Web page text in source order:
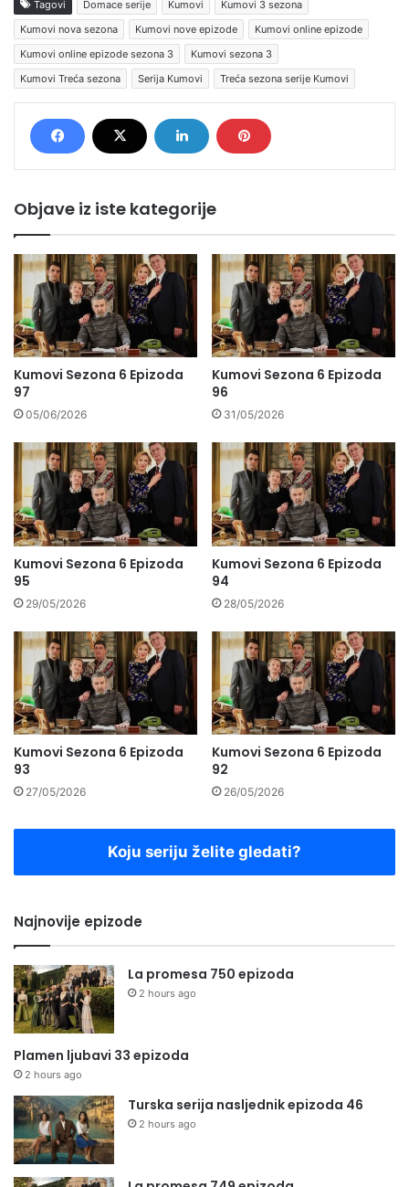
Tagovi Domace serije Kumovi
Kumovi 3 sezona
Kumovi nova sezona
Kumovi nove epizode
Kumovi online epizode
Kumovi online epizode sezona 3
Kumovi sezona 3
Kumovi Treća sezona
Serija Kumovi Treća sezona serije Kumovi
Objave iz iste kategorije
Kumovi Sezona 6 Epizoda
97
05/06/2026
Kumovi Sezona 6 Epizoda
96
31/05/2026
Kumovi Sezona 6 Epizoda
95
29/05/2026
Kumovi Sezona 6 Epizoda
94
28/05/2026
Kumovi Sezona 6 Epizoda
93
27/05/2026
Kumovi Sezona 6 Epizoda
92
26/05/2026
Koju seriju želite gledati?
Najnovije epizode
La promesa 750 epizoda
2 hours ago
Plamen ljubavi 33 epizoda
2 hours ago
Turska serija nasljednik epizoda 46
2 hours ago